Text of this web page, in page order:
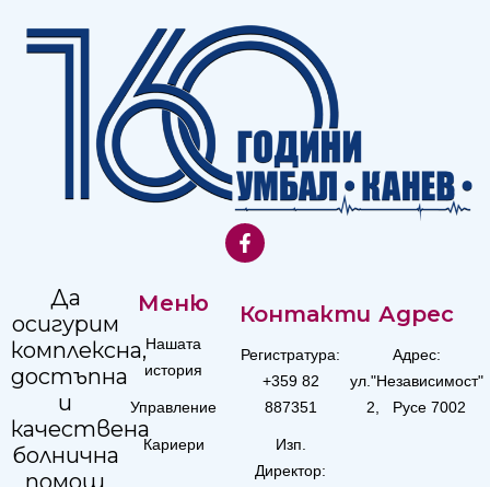
Да
осигурим
комплексна,
достъпна
и
качествена
болнична
Меню
Нашата
история
Управление
Кариери
Контакти
Регистратура:
+359 82
887351
Изп.
Директор:
Адрес
Адрес:
ул."Независимост"
2, Русе 7002